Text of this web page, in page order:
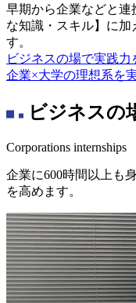
早期から企業などと
な知識・スキル】に加
す。
ビジネスの場で実践力
企業×大学の理想系を
ビジネスの
Corporations internships
企業に600時間以上も
を高めます。